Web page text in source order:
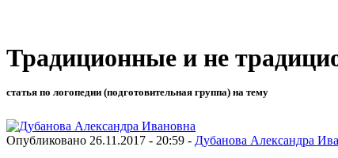
Традиционные и не
статья по логопедии (подготовительная группа) на тему
Опубликовано 26.11.2017 - 20:59 - Дубанова Александра